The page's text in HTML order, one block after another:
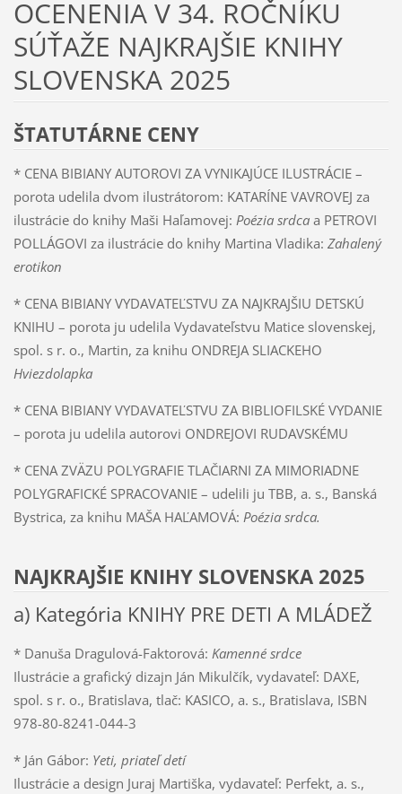
OCENENIA V 34. ROČNÍKU
SÚŤAŽE NAJKRAJŠIE KNIHY
SLOVENSKA 2025
ŠTATUTÁRNE CENY
* CENA BIBIANY AUTOROVI ZA VYNIKAJÚCE ILUSTRÁCIE –
porota udelila dvom ilustrátorom: KATARÍNE VAVROVEJ za
ilustrácie do knihy Maši Haľamovej: Poézia srdcaa PETROVI
POLLÁGOVI za ilustrácie do knihy Martina Vladika: Zahalený
erotikon
* CENA BIBIANY VYDAVATEĽSTVU ZA NAJKRAJŠIU DETSKÚ
KNIHU – porota ju udelila Vydavateľstvu Matice slovenskej,
spol. s r. o., Martin, za knihu ONDREJA SLIACKEHO
Hviezdolapka
* CENA BIBIANY VYDAVATEĽSTVU ZA BIBLIOFILSKÉ VYDANIE
– porota ju udelila autorovi ONDREJOVI RUDAVSKÉMU
* CENA ZVÄZU POLYGRAFIE TLAČIARNI ZA MIMORIADNE
POLYGRAFICKÉ SPRACOVANIE – udelili ju TBB, a. s., Banská
Bystrica, za knihu MAŠA HAĽAMOVÁ: Poézia srdca.
NAJKRAJŠIE KNIHY SLOVENSKA 2025
a) Kategória KNIHY PRE DETI A MLÁDEŽ
* Danuša Dragulová-Faktorová: Kamenné srdce
Ilustrácie a grafický dizajn Ján Mikulčík, vydavateľ: DAXE,
spol. s r. o., Bratislava, tlač: KASICO, a. s., Bratislava, ISBN
978-80-8241-044-3
* Ján Gábor: Yeti, priateľ detí
Ilustrácie a design Juraj Martiška, vydavateľ: Perfekt, a. s.,